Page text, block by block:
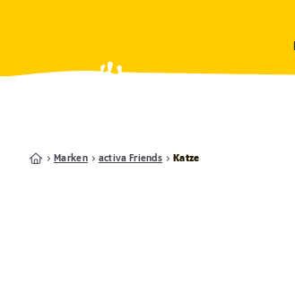
Marken activa Friends Katze